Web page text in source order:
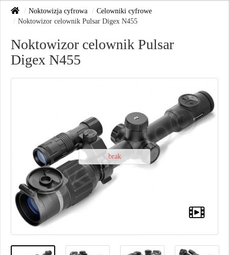
Noktowizja cyfrowa
Celowniki cyfrowe
Noktowizor celownik Pulsar Digex N455
Noktowizor celownik Pulsar
Digex N455
brak